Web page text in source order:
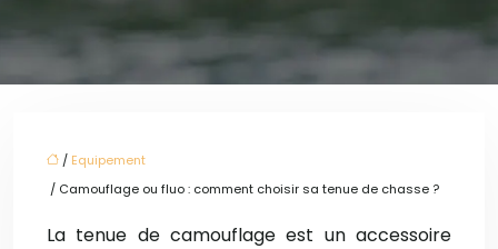
/ Equipement
/ Camouflage ou fluo : comment choisir sa tenue de chasse ?
La tenue de camouflage est un accessoire